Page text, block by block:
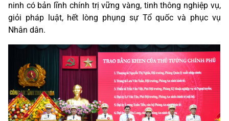
ninh có bản lĩnh chính trị vững vàng, tinh thông nghiệp vụ,
giỏi pháp luật, hết lòng phụng sự Tổ quốc và phục vụ
Nhân dân.